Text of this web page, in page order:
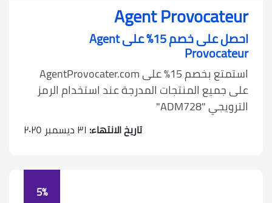
Agent Provocateur
احصل على خصم 15٪ على Agent
Provocateur
استمتع بخصم 15٪ على AgentProvocater.com
على جميع المنتجات المدرجة عند استخدام الرمز
الترويجي "ADM728"
تاريخ الانتهاء: ٣١ ديسمبر ٢٠٢٥
5%